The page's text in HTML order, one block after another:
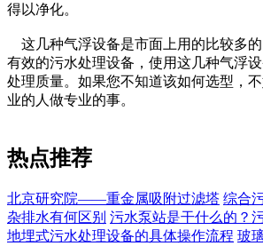
得以净化。
这几种气浮设备是市面上用的比较多
有效的污水处理设备，使用这几种气浮
处理质量。如果您不知道该如何选型，
业的人做专业的事。
热点推荐
北京研究院——重金属吸附过滤塔 综合
杂排水有何区别 污水泵站是干什么的？
地埋式污水处理设备的具体操作流程 玻